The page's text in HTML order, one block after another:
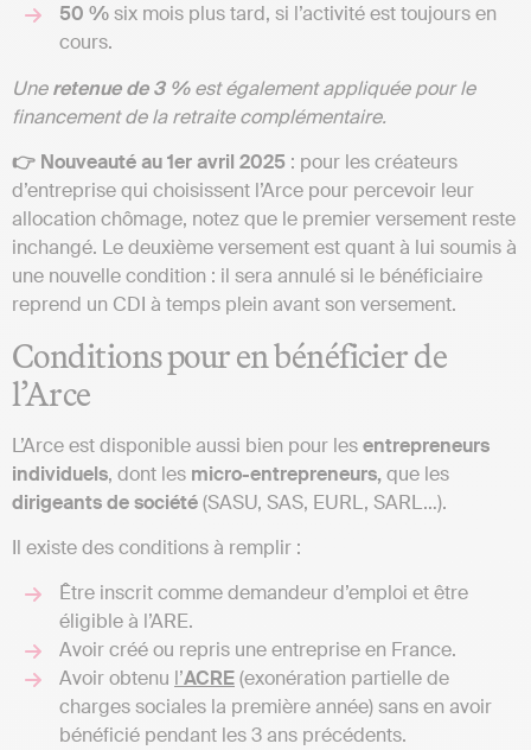
50 %six mois plus tard, si l’activité est toujours en
cours.
Uneretenue de 3 %est également appliquée pour le
financement de la retraite complémentaire.
👉 Nouveauté au 1er avril 2025 : pour les créateurs
d’entreprise qui choisissent l’Arce pour percevoir leur
allocation chômage, notez que le premier versement reste
inchangé. Le deuxième versement est quant à lui soumis à
une nouvelle condition : il sera annulé si le bénéficiaire
reprend un CDI à temps plein avant son versement.
Conditions pour en bénéficier de
l’Arce
L’Arce est disponible aussi bien pour lesentrepreneurs
individuels, dont les micro-entrepreneurs,que les
dirigeants de société(SASU, SAS, EURL, SARL…).
Il existe des conditions à remplir :
Être inscrit comme demandeur d’emploi et être
éligible à l’ARE.
Avoir créé ou repris une entreprise en France.
Avoir obtenu l’ACRE(exonération partielle de
charges sociales la première année) sans en avoir
bénéficié pendant les 3 ans précédents.